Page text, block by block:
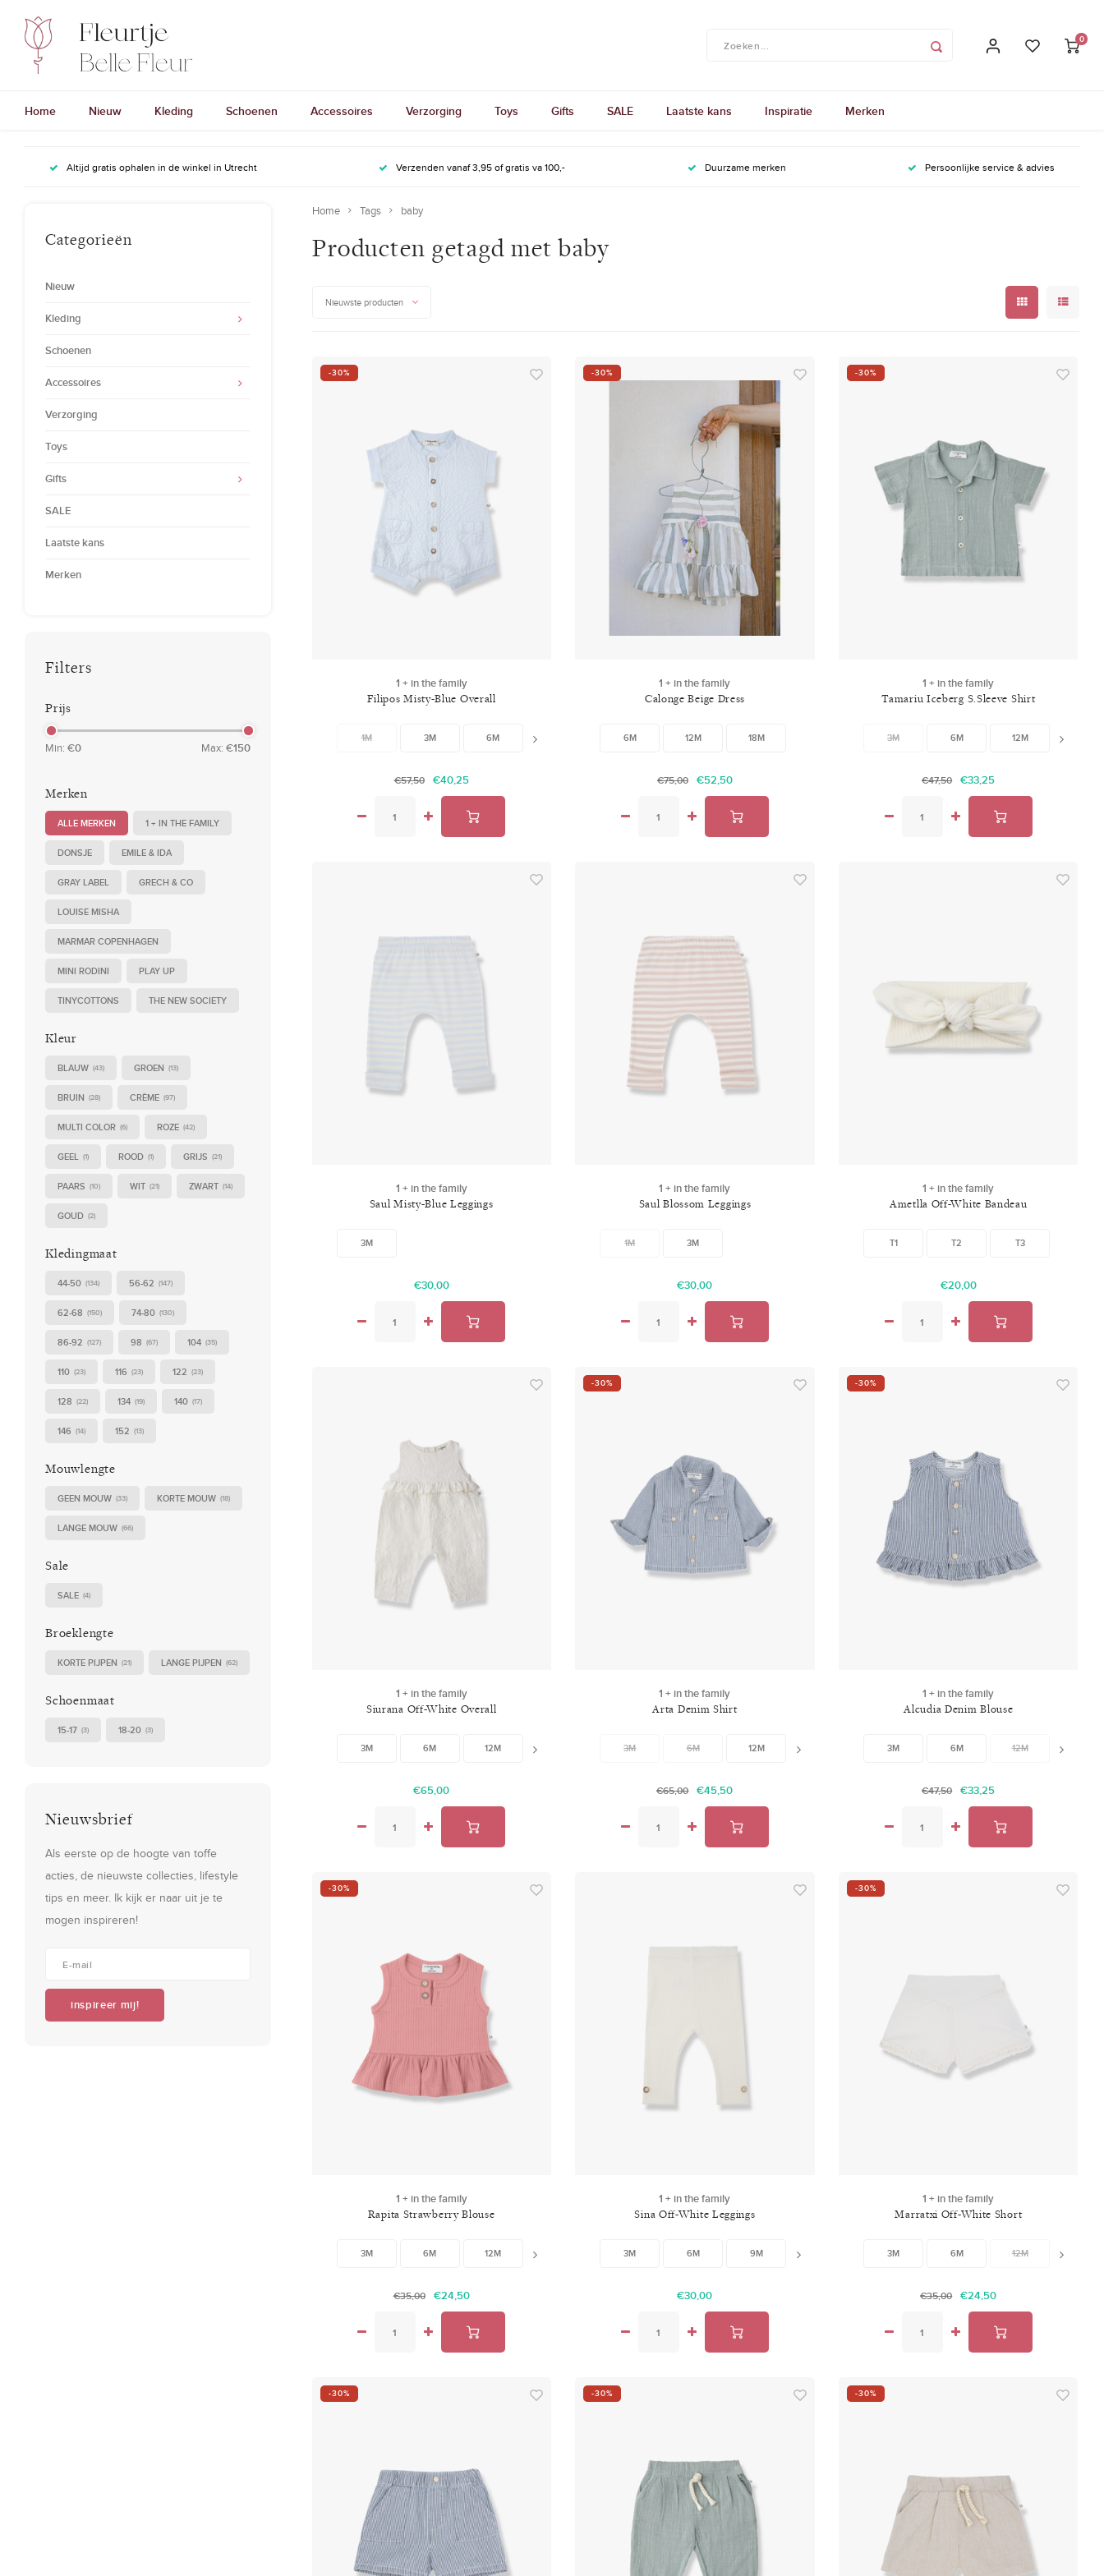
0
Home Nieuw Kleding Schoenen Accessoires Verzorging Toys Gifts SALE Laatste kans Inspiratie Merken
Altijd gratis ophalen in de winkel in Utrecht Verzenden vanaf 3,95 of gratis va 100,- Duurzame merken Persoonlijke service & advies
Categorieën
Nieuw
Kleding
Schoenen
Accessoires
Verzorging
Toys
Gifts
SALE
Laatste kans
Merken
Filters
Prijs
Min: €0 Max: €150
Merken
ALLE MERKEN 1 + IN THE FAMILY
DONSJE EMILE & IDA
GRAY LABEL GRECH & CO
LOUISE MISHA
MARMAR COPENHAGEN
MINI RODINI PLAY UP
TINYCOTTONS THE NEW SOCIETY
Kleur
BLAUW (43) GROEN (13)
BRUIN (28) CRÈME (97)
MULTI COLOR (6) ROZE (42)
GEEL (1) ROOD (1) GRIJS (21)
PAARS (10) WIT (21) ZWART (14)
GOUD (2)
Kledingmaat
44-50 (134) 56-62 (147)
62-68 (150) 74-80 (130)
86-92 (127) 98 (67) 104 (35)
110 (23) 116 (23) 122 (23)
128 (22) 134 (19) 140 (17)
146 (14) 152 (13)
Mouwlengte
GEEN MOUW (33) KORTE MOUW (18)
LANGE MOUW (66)
Sale
SALE (4)
Broeklengte
KORTE PIJPEN (21) LANGE PIJPEN (62)
Schoenmaat
15-17 (3) 18-20 (3)
Nieuwsbrief
Als eerste op de hoogte van toffe
acties, de nieuwste collecties, lifestyle
tips en meer. Ik kijk er naar uit je te
mogen inspireren!
inspireer mij!
Home Tags baby
Producten getagd met baby
Nieuwste producten
-30%
1 + in the family
Filipos Misty-Blue Overall
1M 3M 6M 12M 18M 24M
€57,50 €40,25
-30%
1 + in the family
Calonge Beige Dress
6M 12M 18M
€75,00 €52,50
-30%
1 + in the family
Tamariu Iceberg S.Sleeve Shirt
3M 6M 12M
€47,50 €33,25
1 + in the family
Saul Misty-Blue Leggings
3M
€30,00
1 + in the family
Saul Blossom Leggings
1M 3M
€30,00
1 + in the family
Ametlla Off-White Bandeau
T1 T2 T3
€20,00
1 + in the family
Siurana Off-White Overall
3M 6M 12M 24M
€65,00
-30%
1 + in the family
Arta Denim Shirt
3M 6M 12M 24M
€65,00 €45,50
-30%
1 + in the family
Alcudia Denim Blouse
3M 6M 12M
€47,50 €33,25
-30%
1 + in the family
Rapita Strawberry Blouse
3M 6M 12M
€35,00 €24,50
1 + in the family
Sina Off-White Leggings
3M 6M 9M 18M 24M
€30,00
-30%
1 + in the family
Marratxi Off-White Short
3M 6M 12M
€35,00 €24,50
-30% -30% -30%